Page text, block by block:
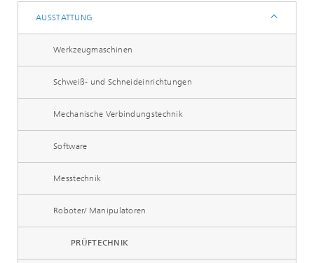
AUSSTATTUNG
Werkzeugmaschinen
Schweiß- und Schneideinrichtungen
Mechanische Verbindungstechnik
Software
Messtechnik
Roboter/ Manipulatoren
PRÜFTECHNIK